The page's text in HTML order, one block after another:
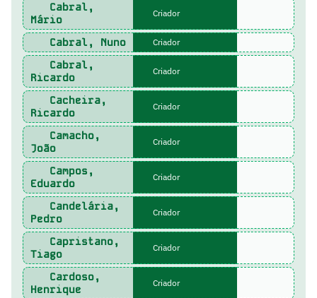
Cabral,
Mário
Criador
Cabral, Nuno Criador
Cabral,
Ricardo
Criador
Cacheira,
Ricardo
Criador
Camacho,
João
Criador
Campos,
Eduardo
Criador
Candelária,
Pedro
Criador
Capristano,
Tiago
Criador
Cardoso,
Henrique
Criador